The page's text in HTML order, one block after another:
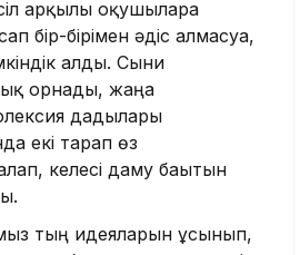
арқылы оқу­шыларға
бір-бірімен әдіс алмасуға,
алды. Сыни
орнады, жаңа
дағдылары
екі тарап өз
келесі даму бағытын
тың идеяларын ұсынып,